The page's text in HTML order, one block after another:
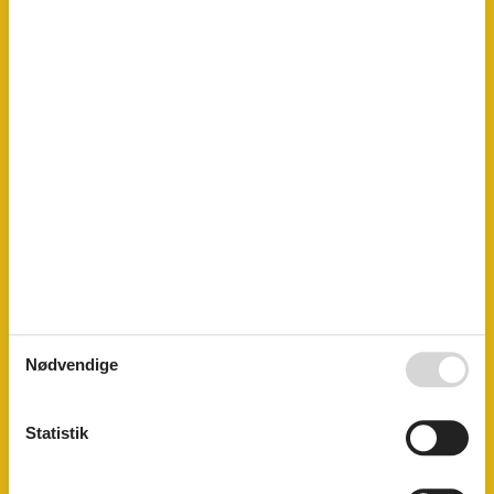
Røgfrit hus
Nødvendige
Statistik